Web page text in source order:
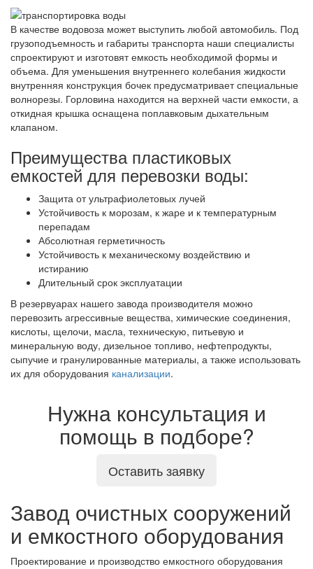
В качестве водовоза может выступить любой автомобиль. Под
грузоподъемность и габариты транспорта наши специалисты
спроектируют и изготовят емкость необходимой формы и
объема. Для уменьшения внутреннего колебания жидкости
внутренняя конструкция бочек предусматривает специальные
волнорезы. Горловина находится на верхней части емкости, а
откидная крышка оснащена поплавковым дыхательным
клапаном.
Преимущества пластиковых
емкостей для перевозки воды:
Защита от ультрафиолетовых лучей
Устойчивость к морозам, к жаре и к температурным
перепадам
Абсолютная герметичность
Устойчивость к механическому воздействию и
истиранию
Длительный срок эксплуатации
В резервуарах нашего завода производителя можно
перевозить агрессивные вещества, химические соединения,
кислоты, щелочи, масла, техническую, питьевую и
минеральную воду, дизельное топливо, нефтепродукты,
сыпучие и гранулированные материалы, а также использовать
их для оборудования канализации.
Нужна консультация и
помощь в подборе?
Оставить заявку
Завод очистных сооружений
и емкостного оборудования
Проектирование и производство емкостного оборудования